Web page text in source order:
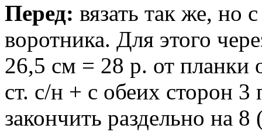
Перед: вязать так же, но
воротника. Для этого
26,5 см = 28 р. от планки
ст. с/н + с обеих сторон
закончить раздельно на